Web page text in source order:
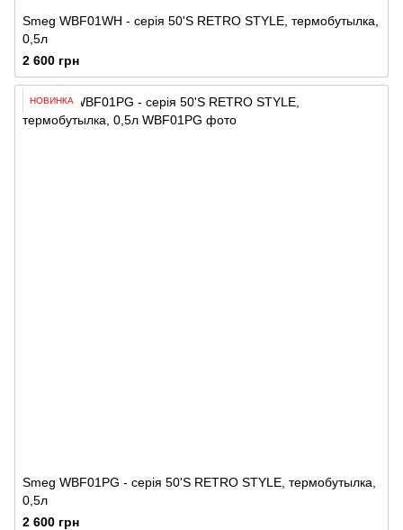
Smeg WBF01WH - серія 50'S RETRO STYLE, термобутылка,
0,5л
2 600 грн
НОВИНКА
Smeg WBF01PG - серія 50'S RETRO STYLE, термобутылка,
0,5л
2 600 грн